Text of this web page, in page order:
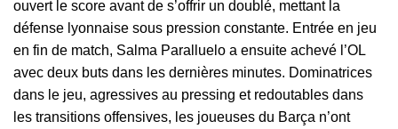
ouvert le score avant de s’offrir un doublé, mettant la
défense lyonnaise sous pression constante. Entrée en jeu
en fin de match, Salma Paralluelo a ensuite achevé l’OL
avec deux buts dans les dernières minutes. Dominatrices
dans le jeu, agressives au pressing et redoutables dans
les transitions offensives, les joueuses du Barça n’ont